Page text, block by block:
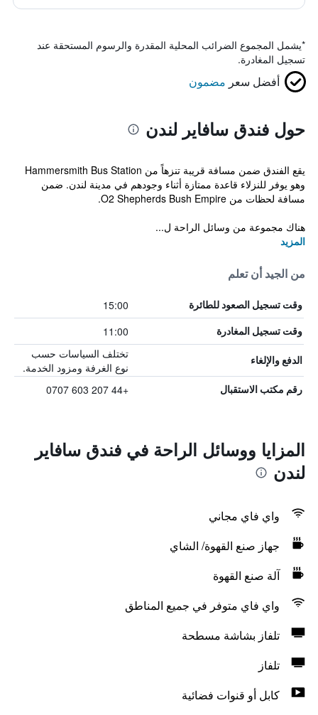
*يشمل المجموع الضرائب المحلية المقدرة والرسوم المستحقة عند
تسجيل المغادرة.
أفضل سعر مضمون
حول فندق سافاير لندن
يقع الفندق ضمن مسافة قريبة تنزهاً من Hammersmith Bus Station
وهو يوفر للنزلاء قاعدة ممتازة أثناء وجودهم في مدينة لندن. ضمن
مسافة لحظات من O2 Shepherds Bush Empire.
هناك مجموعة من وسائل الراحة ل...
المزيد
من الجيد أن تعلم
وقت تسجيل الصعود للطائرة 15:00
وقت تسجيل المغادرة 11:00
الدفع والإلغاء
تختلف السياسات حسب
نوع الغرفة ومزود الخدمة.
رقم مكتب الاستقبال +44 207 603 0707
المزايا ووسائل الراحة في فندق سافاير
لندن
واي فاي مجاني
جهاز صنع القهوة/ الشاي
آلة صنع القهوة
واي فاي متوفر في جميع المناطق
تلفاز بشاشة مسطحة
تلفاز
كابل أو قنوات فضائية